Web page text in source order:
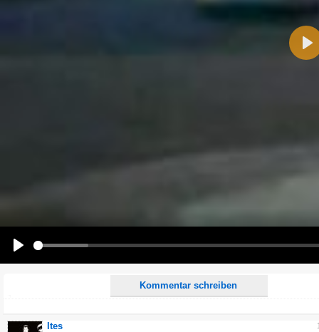
Kommentar schreiben
Ich möchte eine E-Mail, wenn auf dieser Seite weitere Kommentare erscheinen.
Ites